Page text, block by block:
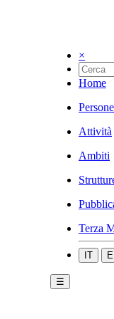
×
Home
Persone
Attività
Ambiti
Terza
IT
☰